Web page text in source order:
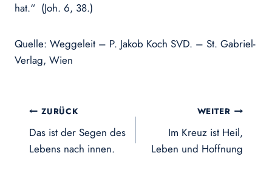
hat.“ (Joh. 6, 38.)
Quelle: Weggeleit – P. Jakob Koch SVD. – St. Gabriel-
Verlag, Wien
Beitragsnavigation
ZURÜCK
Das ist der Segen des
Lebens nach innen.
WEITER
Im Kreuz ist Heil,
Leben und Hoffnung